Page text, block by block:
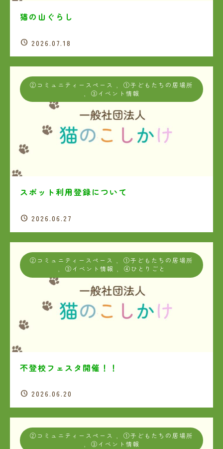
猫の山ぐらし
2026.07.18
②コミュニティースペース
①子どもたちの居場所
③イベント情報
スポット利用登録について
2026.06.27
②コミュニティースペース
①子どもたちの居場所
③イベント情報 ④ひとりごと
不登校フェスタ開催！！
2026.06.20
②コミュニティースペース
①子どもたちの居場所
③イベント情報